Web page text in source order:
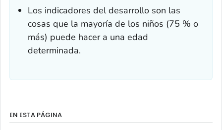
Los indicadores del desarrollo son las
cosas que la mayoría de los niños (75 % o
más) puede hacer a una edad
determinada.
EN ESTA PÁGINA